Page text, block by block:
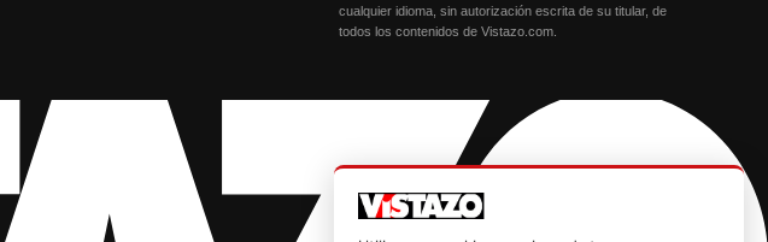
cualquier idioma, sin autorización escrita de su titular, de
todos los contenidos de Vistazo.com.